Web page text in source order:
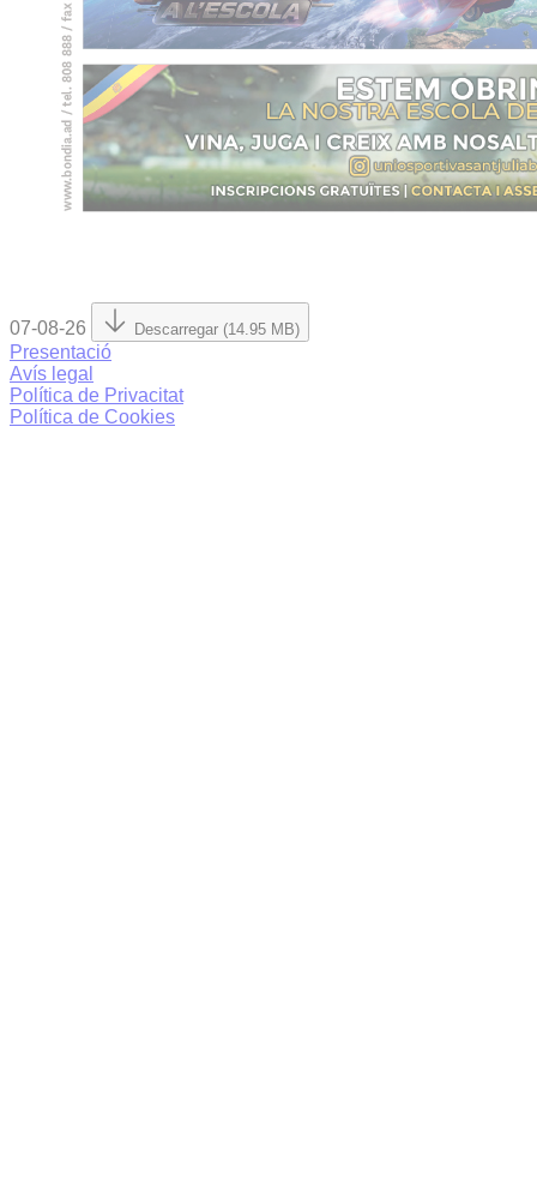
07-08-26 Descarregar (14.95 MB)
Presentació
Avís legal
Política de Privacitat
Política de Cookies